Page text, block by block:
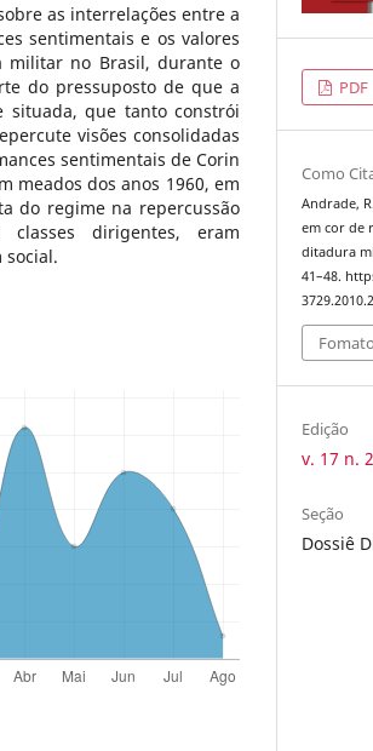
as interrelações entre a
sentimentais e os valores
militar no Brasil, durante o
do pressuposto de que a
situada, que tanto constrói
visões consolidadas
sentimentais de Corin
meados dos anos 1960, em
do regime na repercussão
dirigentes, eram
social.
PDF
Como
Andrade,
em cor de
ditadura
41–48.
Edição
v. 17 n.
Seção
Dossiê